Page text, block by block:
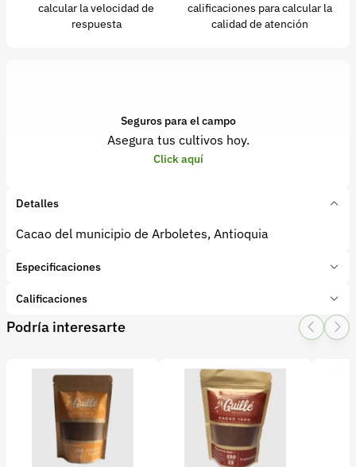
calcular la velocidad de
respuesta
calificaciones para calcular la
calidad de atención
Seguros para el campo
Asegura tus cultivos hoy.
Click aquí
Detalles
Cacao del municipio de Arboletes, Antioquia
Especificaciones
Marca:
Agro Antioquia Digital
Tipo de producto:Producto final
Cacao
Calificaciones
1 Star
2 Star
3 Star4 Star
0 calificaciones
5 Estrellas
Podría interesarte